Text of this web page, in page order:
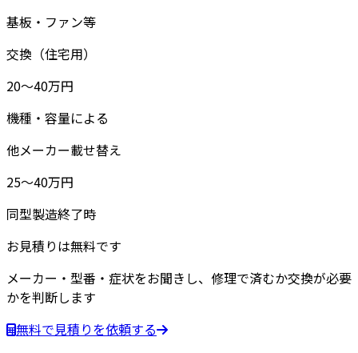
基板・ファン等
交換（住宅用）
20〜40万円
機種・容量による
他メーカー載せ替え
25〜40万円
同型製造終了時
お見積りは無料です
メーカー・型番・症状をお聞きし、修理で済むか交換が必要
かを判断します
無料で見積りを依頼する